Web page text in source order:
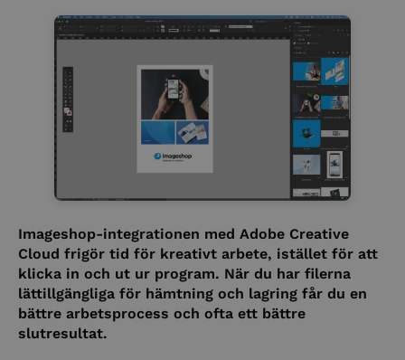
Imageshop-integrationen med Adobe Creative
Cloud frigör tid för kreativt arbete, istället för att
klicka in och ut ur program. När du har filerna
lättillgängliga för hämtning och lagring får du en
bättre arbetsprocess och ofta ett bättre
slutresultat.